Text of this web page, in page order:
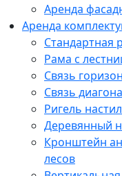
Аренда
Аренда
Стандартная
Рама с
Связь
Связь
Ригель
Деревянный
Кронштейн
лесов